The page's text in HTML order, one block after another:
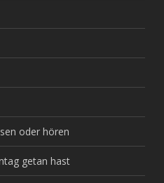
oder hören
getan hast